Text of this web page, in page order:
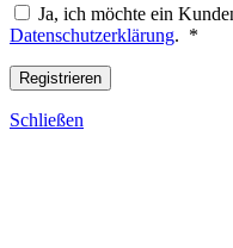
Ja, ich möchte ein
Datenschutzerklärung. *
Registrieren
Schließen